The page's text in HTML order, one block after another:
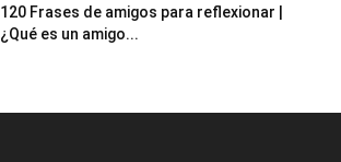
120 Frases de amigos para reflexionar |
¿Qué es un amigo...